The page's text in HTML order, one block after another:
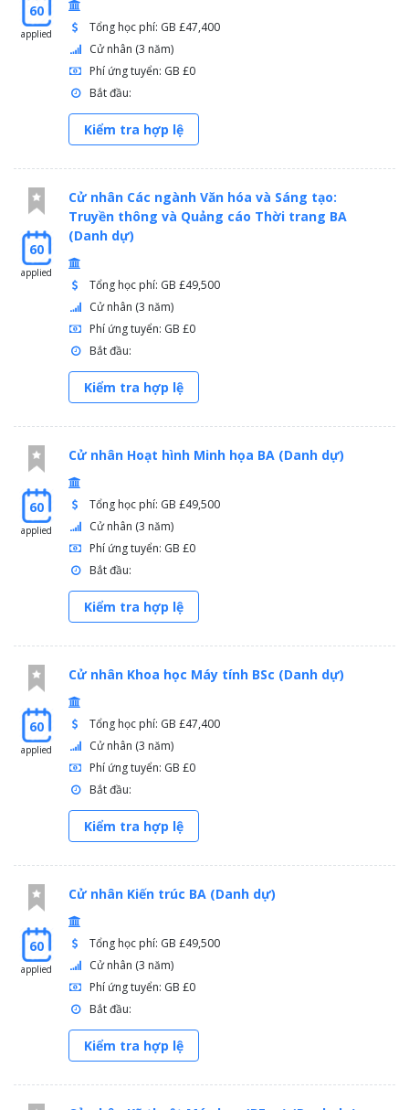
60
applied
Tổng học phí: GB £47,400
Cử nhân (3 năm)
Phí ứng tuyển: GB £0
Bắt đầu:
Kiểm tra hợp lệ
60
applied
Cử nhân Các ngành Văn hóa và Sáng tạo:
Truyền thông và Quảng cáo Thời trang BA
(Danh dự)
Tổng học phí: GB £49,500
Cử nhân (3 năm)
Phí ứng tuyển: GB £0
Bắt đầu:
Kiểm tra hợp lệ
60
applied
Cử nhân Hoạt hình Minh họa BA (Danh dự)
Tổng học phí: GB £49,500
Cử nhân (3 năm)
Phí ứng tuyển: GB £0
Bắt đầu:
Kiểm tra hợp lệ
60
applied
Cử nhân Khoa học Máy tính BSc (Danh dự)
Tổng học phí: GB £47,400
Cử nhân (3 năm)
Phí ứng tuyển: GB £0
Bắt đầu:
Kiểm tra hợp lệ
60
applied
Cử nhân Kiến trúc BA (Danh dự)
Tổng học phí: GB £49,500
Cử nhân (3 năm)
Phí ứng tuyển: GB £0
Bắt đầu:
Kiểm tra hợp lệ